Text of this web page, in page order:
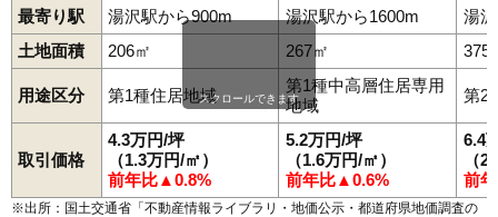
最寄り駅
湯沢駅から900m 湯沢駅から1600m
湯
土地面積
206㎡ 267㎡ 375
用途区分 第1種住居地域
第1種中高層住居専用
地域
第2
取引価格
4.3万円/坪
（1.3万円/㎡）
前年比▲0.8%
5.2万円/坪
（1.6万円/㎡）
前年比▲0.6%
6.4
（
前
スクロールできます
※出所：国土交通省「不動産情報ライブラリ・地価公示・都道府県地価調査の